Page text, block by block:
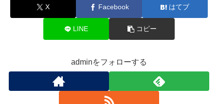
X Facebook はてブ
LINE コピー
adminをフォローする